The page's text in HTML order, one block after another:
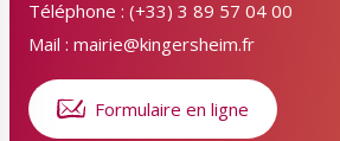
Téléphone : (+33) 3 89 57 04 00
Mail : mairie@kingersheim.fr
Formulaire en ligne